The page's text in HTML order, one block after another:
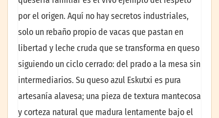
por el origen. Aquí no hay secretos industriales,
solo un rebaño propio de vacas que pastan en
libertad y leche cruda que se transforma en queso
siguiendo un ciclo cerrado: del prado a la mesa sin
intermediarios. Su queso azul Eskutxi es pura
artesanía alavesa; una pieza de textura mantecosa
y corteza natural que madura lentamente bajo el